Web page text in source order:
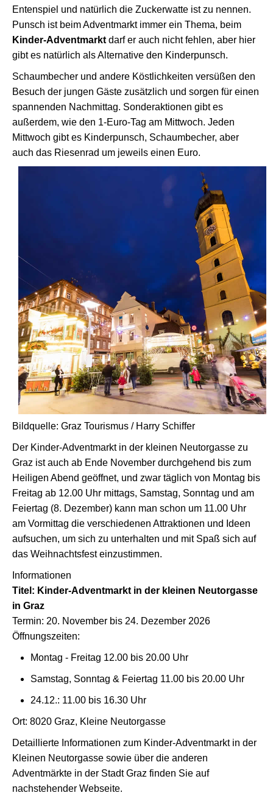
Entenspiel und natürlich die Zuckerwatte ist zu nennen.
Punsch ist beim Adventmarkt immer ein Thema, beim
Kinder-Adventmarkt darf er auch nicht fehlen, aber hier
gibt es natürlich als Alternative den Kinderpunsch.
Schaumbecher und andere Köstlichkeiten versüßen den
Besuch der jungen Gäste zusätzlich und sorgen für einen
spannenden Nachmittag. Sonderaktionen gibt es
außerdem, wie den 1-Euro-Tag am Mittwoch. Jeden
Mittwoch gibt es Kinderpunsch, Schaumbecher, aber
auch das Riesenrad um jeweils einen Euro.
Bildquelle: Graz Tourismus / Harry Schiffer
Der Kinder-Adventmarkt in der kleinen Neutorgasse zu
Graz ist auch ab Ende November durchgehend bis zum
Heiligen Abend geöffnet, und zwar täglich von Montag bis
Freitag ab 12.00 Uhr mittags, Samstag, Sonntag und am
Feiertag (8. Dezember) kann man schon um 11.00 Uhr
am Vormittag die verschiedenen Attraktionen und Ideen
aufsuchen, um sich zu unterhalten und mit Spaß sich auf
das Weihnachtsfest einzustimmen.
Informationen
Titel: Kinder-Adventmarkt in der kleinen Neutorgasse
in Graz
Termin: 20. November bis 24. Dezember 2026
Öffnungszeiten:
Montag - Freitag 12.00 bis 20.00 Uhr
Samstag, Sonntag & Feiertag 11.00 bis 20.00 Uhr
24.12.: 11.00 bis 16.30 Uhr
Ort: 8020 Graz, Kleine Neutorgasse
Detaillierte Informationen zum Kinder-Adventmarkt in der
Kleinen Neutorgasse sowie über die anderen
Adventmärkte in der Stadt Graz finden Sie auf
nachstehender Webseite.